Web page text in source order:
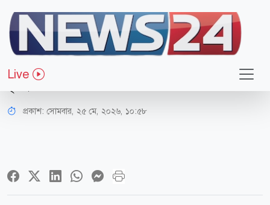
Live
আন্তর্জাতিক
ব্যর্থ অভ্যুত্থানে অংশ নেওয়া নেতার
মৃত্যুদণ্ড কার্যকর করলো ইরান
প্রকাশ: সোমবার, ২৫ মে, ২০২৬, ১০:৫৮